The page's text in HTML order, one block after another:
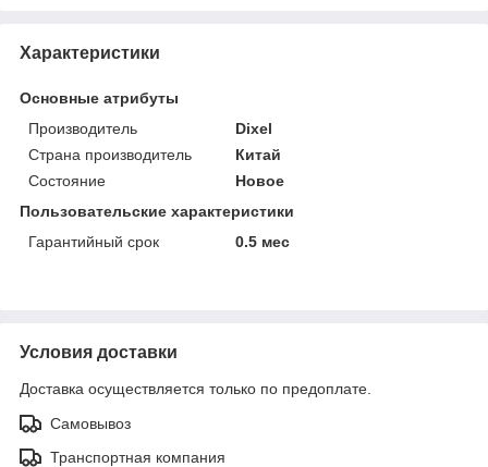
Характеристики
Основные атрибуты
Производитель
Dixel
Страна производитель
Китай
Состояние
Новое
Пользовательские характеристики
Гарантийный срок
0.5 мес
Условия доставки
Доставка осуществляется только по предоплате.
Самовывоз
Транспортная компания